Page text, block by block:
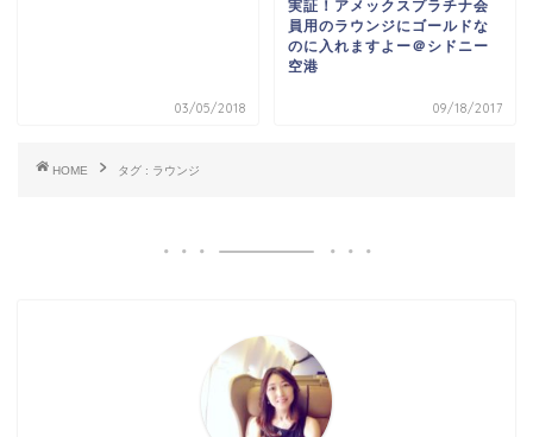
03/05/2018
実証！アメックスプラチナ会
員用のラウンジにゴールドな
のに入れますよー＠シドニー
空港
09/18/2017
HOME タグ : ラウンジ